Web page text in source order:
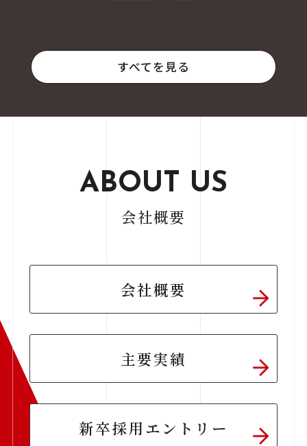
すべてを見る
ABOUT US
会社概要
会社概要
主要実績
新卒採用エントリー